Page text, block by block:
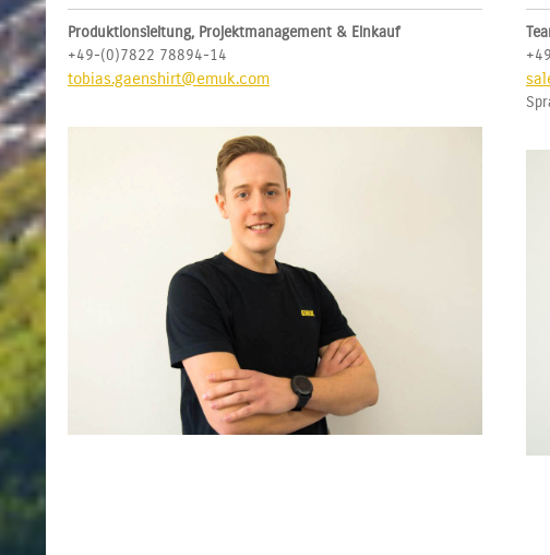
Produktionsleitung, Projektmanagement & Einkauf
+49-(0)7822 78894-14
tobias.gaenshirt@emuk.com